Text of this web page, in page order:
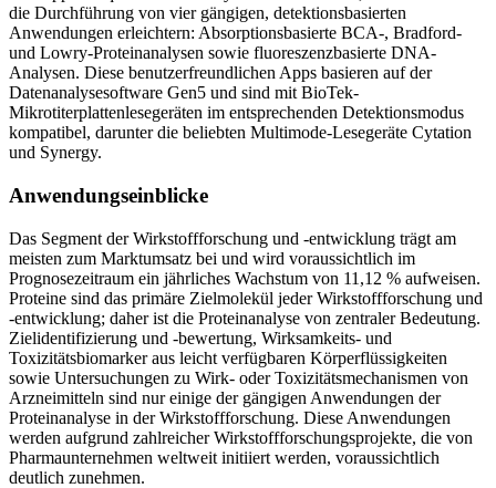
die Durchführung von vier gängigen, detektionsbasierten
Anwendungen erleichtern: Absorptionsbasierte BCA-, Bradford-
und Lowry-Proteinanalysen sowie fluoreszenzbasierte DNA-
Analysen. Diese benutzerfreundlichen Apps basieren auf der
Datenanalysesoftware Gen5 und sind mit BioTek-
Mikrotiterplattenlesegeräten im entsprechenden Detektionsmodus
kompatibel, darunter die beliebten Multimode-Lesegeräte Cytation
und Synergy.
Anwendungseinblicke
Das Segment der Wirkstoffforschung und -entwicklung trägt am
meisten zum Marktumsatz bei und wird voraussichtlich im
Prognosezeitraum ein jährliches Wachstum von 11,12 % aufweisen.
Proteine ​​sind das primäre Zielmolekül jeder Wirkstoffforschung und
-entwicklung; daher ist die Proteinanalyse von zentraler Bedeutung.
Zielidentifizierung und -bewertung, Wirksamkeits- und
Toxizitätsbiomarker aus leicht verfügbaren Körperflüssigkeiten
sowie Untersuchungen zu Wirk- oder Toxizitätsmechanismen von
Arzneimitteln sind nur einige der gängigen Anwendungen der
Proteinanalyse in der Wirkstoffforschung. Diese Anwendungen
werden aufgrund zahlreicher Wirkstoffforschungsprojekte, die von
Pharmaunternehmen weltweit initiiert werden, voraussichtlich
deutlich zunehmen.